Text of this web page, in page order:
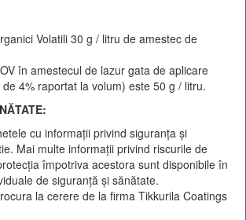
Volatili 30 g / litru de amestec de
în amestecul de lazur gata de aplicare
4% raportat la volum) este 50 g / litru.
cu informaţii privind siguranţa şi
Mai multe informaţii privind riscurile de
împotriva acestora sunt disponibile în
de siguranţă şi sănătate.
la cerere de la firma Tikkurila Coatings